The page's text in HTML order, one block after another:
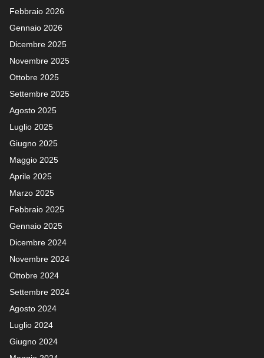
Febbraio 2026
Gennaio 2026
Dicembre 2025
Novembre 2025
Ottobre 2025
Settembre 2025
Agosto 2025
Luglio 2025
Giugno 2025
Maggio 2025
Aprile 2025
Marzo 2025
Febbraio 2025
Gennaio 2025
Dicembre 2024
Novembre 2024
Ottobre 2024
Settembre 2024
Agosto 2024
Luglio 2024
Giugno 2024